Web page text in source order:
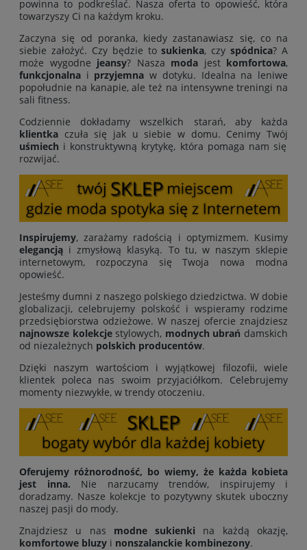
powinna to podkreślać. Nasza oferta to opowieść, która
towarzyszy Ci na każdym kroku.
Zaczyna się od poranka, kiedy zastanawiasz się, co na
siebie założyć. Czy będzie tosukienka, czyspódnica? A
może wygodne jeansy? Nasza moda jest komfortowa,
funkcjonalna i przyjemna w dotyku. Idealna na leniwe
popołudnie na kanapie, ale też na intensywne treningi na
sali fitness.
Codziennie dokładamy wszelkich starań, aby każda
klientka czuła się jak u siebie w domu. Cenimy Twój
uśmiech i konstruktywną krytykę, która pomaga nam się
rozwijać.
Inspirujemy, zarażamy radością i optymizmem. Kusimy
elegancją i zmysłową klasyką. To tu, w naszym sklepie
internetowym, rozpoczyna się Twoja nowa modna
opowieść.
Jesteśmy dumni z naszego polskiego dziedzictwa. W dobie
globalizacji, celebrujemy polskość i wspieramy rodzime
przedsiębiorstwa odzieżowe. W naszej ofercie znajdziesz
najnowsze kolekcjestylowych, modnych ubrań damskich
od niezależnych polskich producentów.
Dzięki naszym wartościom i wyjątkowej filozofii, wiele
klientek poleca nas swoim przyjaciółkom. Celebrujemy
momenty niezwykłe, w trendy otoczeniu.
Oferujemy różnorodność, bo wiemy, że każda kobieta
jest inna. Nie narzucamy trendów, inspirujemy i
doradzamy. Nasze kolekcje to pozytywny skutek uboczny
naszej pasji do mody.
Znajdziesz u nas modne sukienki na każdą okazję,
komfortowe bluzy i nonszalanckie kombinezony.